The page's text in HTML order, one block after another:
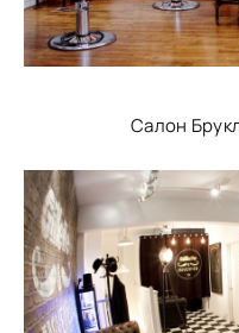
Салон